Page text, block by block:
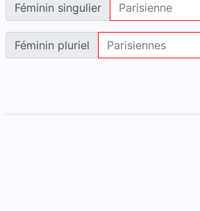
Féminin singulier
Féminin pluriel